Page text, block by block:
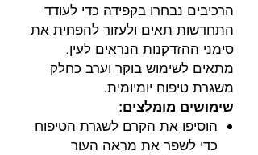
הרכיבים נבחרו בקפידה כדי לעודד
התחדשות תאים ולעזור להפחית את
סימני ההזדקנות הנראים לעין.
מתאים לשימוש בוקר וערב כחלק
משגרת טיפוח יומיומית.
שימושים מומלצים:
הוסיפו את הקרם לשגרת הטיפוח
כדי לשפר את מראה העור